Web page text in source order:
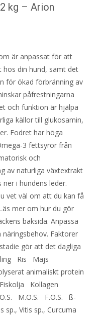
kg – Arion
är anpassat för att
hos din hund, samt det
för ökad förbränning av
påfrestningarna
och funktion är hjälpa
källor till glukosamin,
Fodret har höga
3 fettsyror från
och
av naturliga växtextrakt
i hundens leder.
vet väl om att du kan få
mer om hur du gör
baksida. Anpassa
Faktorer
gör att det dagliga
Ris Majs
animaliskt protein
Kollagen
M.O.S. F.O.S. ß-
sp., Vitis sp., Curcuma